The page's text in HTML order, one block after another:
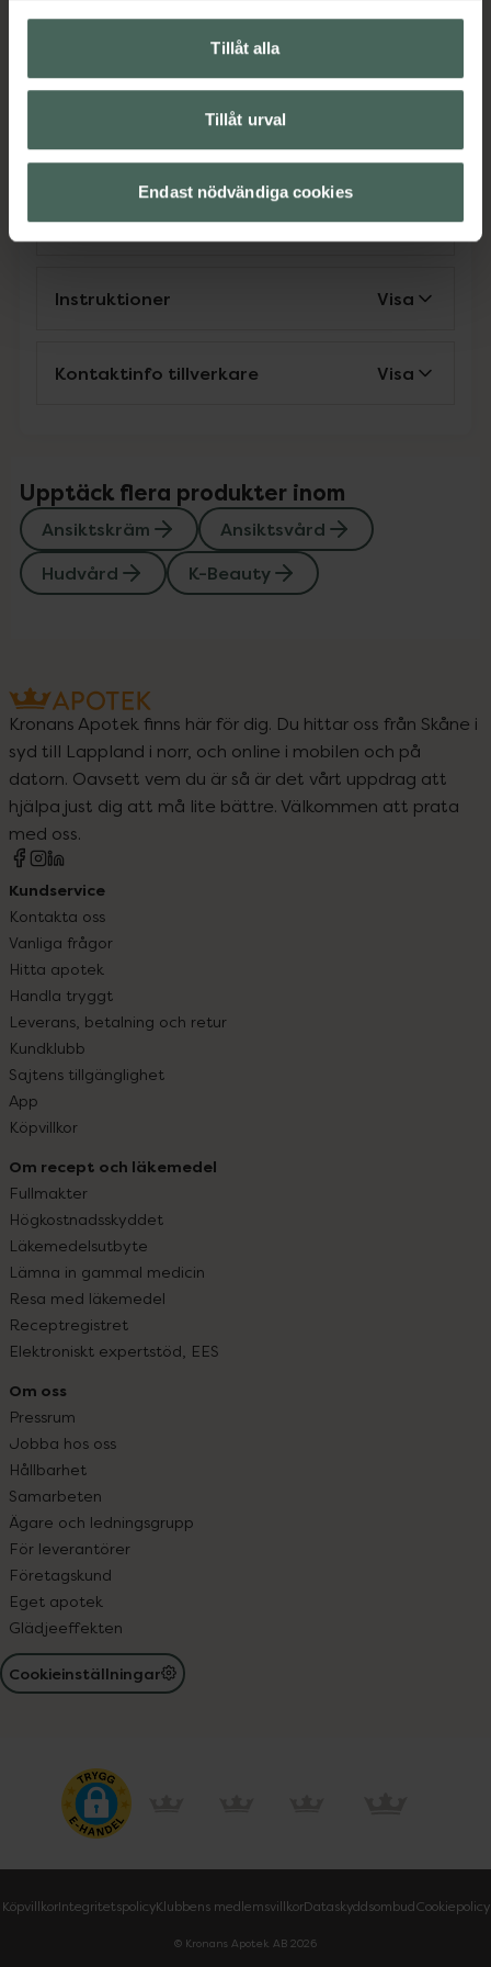
Tillåt alla
Tillåt urval
Endast nödvändiga cookies
AnsiktskrämAnsiktsvårdHudvårdK-Beauty
Omdömen Visa
Innehåll Visa
Instruktioner Visa
Kontaktinfo tillverkare Visa
Upptäck flera produkter inom
Ansiktskräm
Ansiktsvård
Hudvård
K-Beauty
Kronans Apotek finns här för dig. Du hittar oss från Skåne i
syd till Lappland i norr, och online i mobilen och på
datorn. Oavsett vem du är så är det vårt uppdrag att
hjälpa just dig att må lite bättre. Välkommen att prata
med oss.
Kundservice
Kontakta oss
Vanliga frågor
Hitta apotek
Handla tryggt
Leverans, betalning och retur
Kundklubb
Sajtens tillgänglighet
App
Köpvillkor
Om recept och läkemedel
Fullmakter
Högkostnadsskyddet
Läkemedelsutbyte
Lämna in gammal medicin
Resa med läkemedel
Receptregistret
Elektroniskt expertstöd, EES
Om oss
Pressrum
Jobba hos oss
Hållbarhet
Samarbeten
Ägare och ledningsgrupp
För leverantörer
Företagskund
Eget apotek
Glädjeeffekten
Cookieinställningar
KöpvillkorIntegritetspolicyKlubbens medlemsvillkorDataskyddsombudCookiepolicy
© Kronans Apotek AB 2026